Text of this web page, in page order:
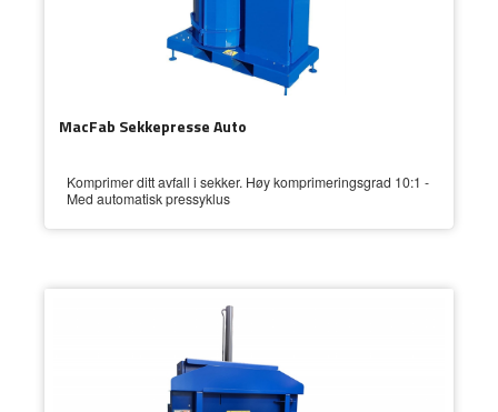
MacFab Sekkepresse Auto
Komprimer ditt avfall i sekker. Høy komprimeringsgrad 10:1 -
Med automatisk pressyklus